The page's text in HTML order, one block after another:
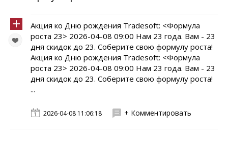
Акция ко Дню рождения Tradesoft: <Формула
роста 23> 2026-04-08 09:00 Нам 23 года. Вам - 23
дня скидок до 23. Соберите свою формулу роста!
Акция ко Дню рождения Tradesoft: <Формула
роста 23> 2026-04-08 09:00 Нам 23 года. Вам - 23
дня скидок до 23. Соберите свою формулу роста!
...
2026-04-08 11:06:18 + Комментировать